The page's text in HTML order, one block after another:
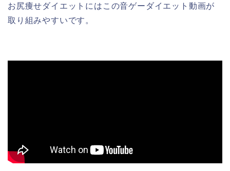
お尻痩せダイエットにはこの音ゲーダイエット動画が
取り組みやすいです。